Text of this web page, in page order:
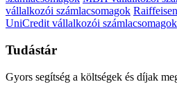
vállalkozói számlacsomagok
UniCredit vállalkozói számlacsomagok
Tudástár
Gyors segítség a költségek és díjak